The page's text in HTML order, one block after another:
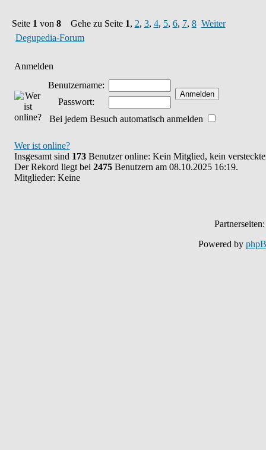
Seite 1 von 8Gehe zu Seite 1, 2, 3, 4, 5, 6, 7, 8 Weiter
Degupedia-Forum
Anmelden
Benutzername:
Passwort:
Bei jedem Besuch automatisch anmelden
Wer ist online?
Insgesamt sind 173Benutzer online: Kein Mitglied, kein
Der Rekord liegt bei 2475Benutzern am 08.10.2025 16:19.
Mitglieder: Keine
Powered by